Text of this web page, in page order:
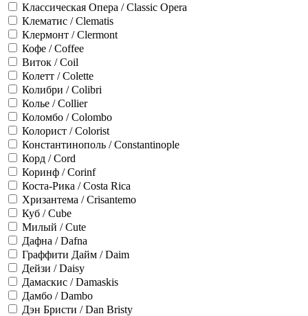
Классическая Опера / Classic Opera
Клематис / Clematis
Клермонт / Clermont
Кофе / Coffee
Виток / Coil
Колетт / Colette
Колибри / Colibri
Колье / Collier
Коломбо / Colombo
Колорист / Colorist
Константинополь / Constantinople
Корд / Cord
Коринф / Corinf
Коста-Рика / Costa Rica
Хризантема / Crisantemo
Куб / Cube
Милый / Cute
Дафна / Dafna
Граффити Дайм / Daim
Дейзи / Daisy
Дамаскис / Damaskis
Дамбо / Dambo
Дэн Бристи / Dan Bristy